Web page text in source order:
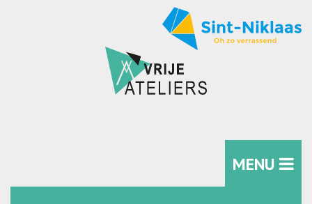
MENU